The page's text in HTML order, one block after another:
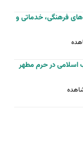
فرهنگی، خدماتی و
اسلامی در حرم مطهر